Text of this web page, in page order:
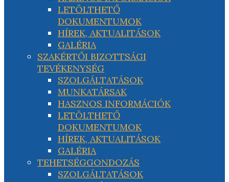
LETÖLTHETŐ
DOKUMENTUMOK
HÍREK, AKTUALITÁSOK
GALÉRIA
SZAKÉRTŐI BIZOTTSÁGI
TEVÉKENYSÉG
SZOLGÁLTATÁSOK
MUNKATÁRSAK
HASZNOS INFORMÁCIÓK
LETÖLTHETŐ
DOKUMENTUMOK
HÍREK, AKTUALITÁSOK
GALÉRIA
TEHETSÉGGONDOZÁS
SZOLGÁLTATÁSOK